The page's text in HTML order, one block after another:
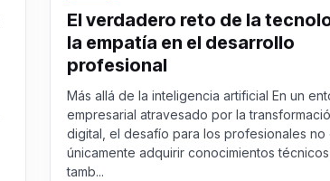
El verdadero reto de la
la empatía en el desarrollo
profesional
Más allá de la inteligencia artificial En un
empresarial atravesado por la
digital, el desafío para los profesionales no
únicamente adquirir conocimientos
tamb...